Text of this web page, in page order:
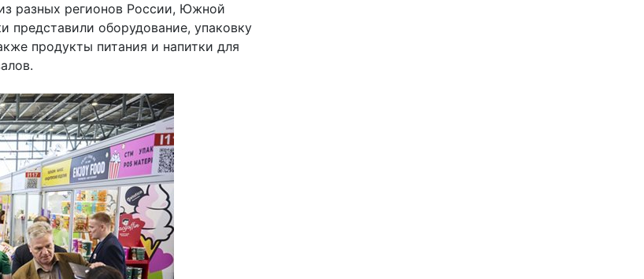
разных регионов России, Южной
представили оборудование, упаковку
продукты питания и напитки для